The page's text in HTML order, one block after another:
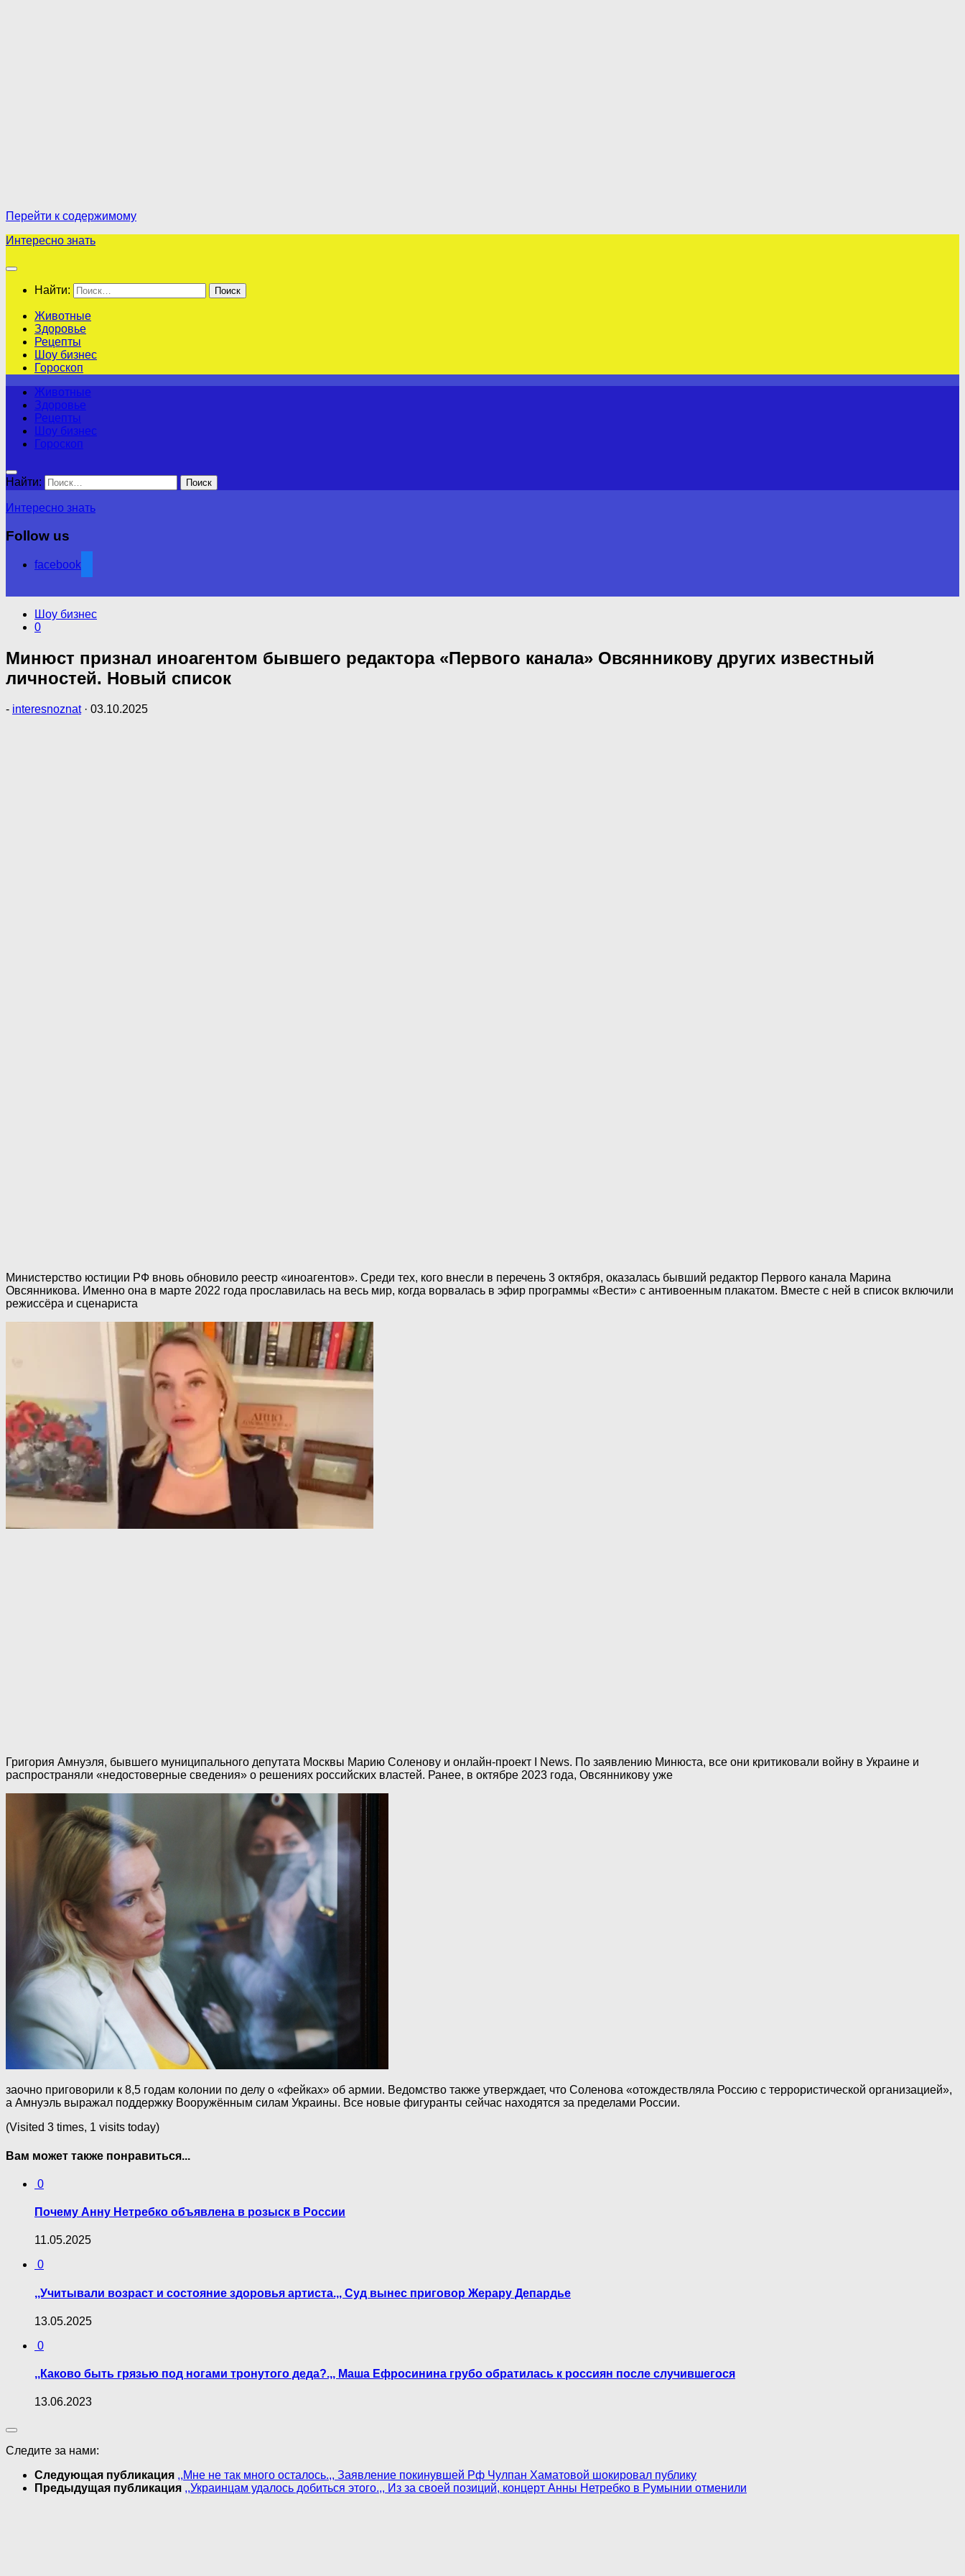
Перейти к содержимому
Интересно знать
Найти:
Животные
Здоровье
Рецепты
Шоу бизнес
Гороскоп
Животные
Здоровье
Рецепты
Шоу бизнес
Гороскоп
Найти:
Интересно знать
Follow us
facebook
Шоу бизнес
0
Минюст признал иноагентом бывшего редактора «Первого канала» Овсянникову других известный
личностей. Новый список
- interesnoznat · 03.10.2025
Министерство юстиции РФ вновь обновило реестр «иноагентов». Среди тех, кого внесли в перечень 3 октября, оказалась бывший редактор Первого канала Марина
Овсянникова. Именно она в марте 2022 года прославилась на весь мир, когда ворвалась в эфир программы «Вести» с антивоенным плакатом. Вместе с ней в список включили
режиссёра и сценариста
Григория Амнуэля, бывшего муниципального депутата Москвы Марию Соленову и онлайн-проект I News. По заявлению Минюста, все они критиковали войну в Украине и
распространяли «недостоверные сведения» о решениях российских властей. Ранее, в октябре 2023 года, Овсянникову уже
заочно приговорили к 8,5 годам колонии по делу о «фейках» об армии. Ведомство также утверждает, что Соленова «отождествляла Россию с террористической организацией»,
а Амнуэль выражал поддержку Вооружённым силам Украины. Все новые фигуранты сейчас находятся за пределами России.
(Visited 3 times, 1 visits today)
Вам может также понравиться...
0
Почему Анну Нетребко объявлена в розыск в России
11.05.2025
0
,,Учитывали возраст и состояние здоровья артиста.,, Суд вынес приговор Жерару Депардье
13.05.2025
0
,,Каково быть грязью под ногами тронутого деда?.,, Маша Ефросинина грубо обратилась к россиян после случившегося
13.06.2023
Следите за нами:
Следующая публикация ,,Мне не так много осталось.,, Заявление покинувшей Рф Чулпан Хаматовой шокировал публику
Предыдущая публикация ,,Украинцам удалось добиться этого.,, Из за своей позиций, концерт Анны Нетребко в Румынии отменили